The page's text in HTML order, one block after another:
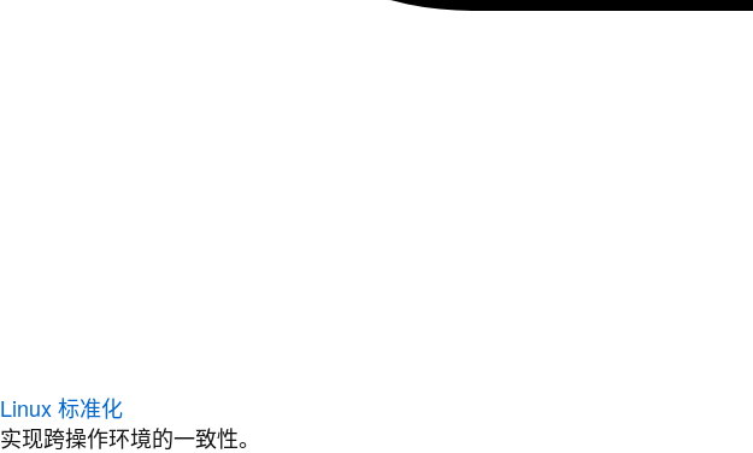
Linux 标准化
实现跨操作环境的一致性。